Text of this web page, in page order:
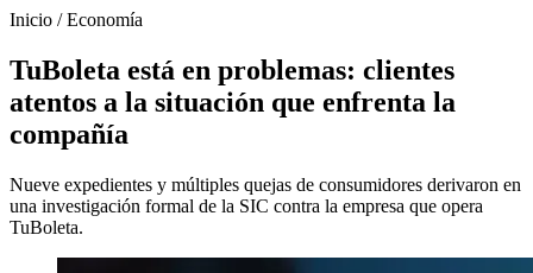
Inicio /Economía
TuBoleta está en problemas: clientes
atentos a la situación que enfrenta la
compañía
Nueve expedientes y múltiples quejas de consumidores derivaron en
una investigación formal de la SIC contra la empresa que opera
TuBoleta.